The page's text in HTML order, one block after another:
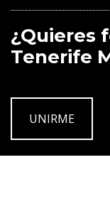
¿Quieres
Tenerife
UNIRME